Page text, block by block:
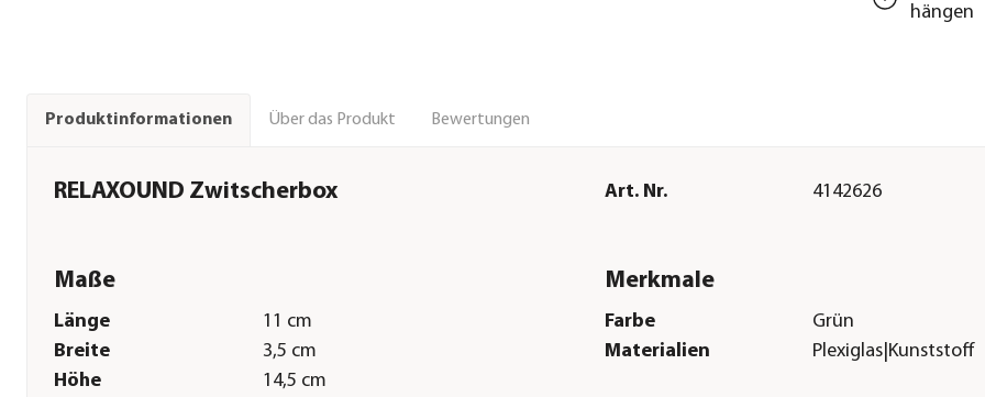
hängen
Produktinformationen Über das Produkt Bewertungen
RELAXOUND Zwitscherbox Art. Nr. 4142626
Maße
Länge
11 cm
Breite
3,5 cm
Höhe
14,5 cm
Merkmale
Farbe
Grün
Materialien
Plexiglas|Kunststoff